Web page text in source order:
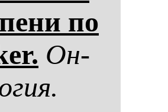
по
Он­